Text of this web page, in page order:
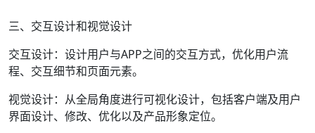
三、交互设计和视觉设计
交互设计：设计用户与APP之间的交互方式，优化用户流
程、交互细节和页面元素。
视觉设计：从全局角度进行可视化设计，包括客户端及用户
界面设计、修改、优化以及产品形象定位。